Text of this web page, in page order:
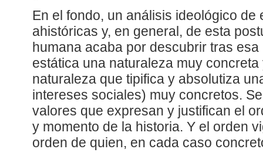
En el fondo, un análisis ideológico
ahistóricas y, en general, de esta
humana acaba por descubrir tras
estática una naturaleza muy
naturaleza que tipifica y absolutiza
intereses sociales) muy concretos.
valores que expresan y justifican el
y momento de la historia. Y el orden
orden de quien, en cada caso